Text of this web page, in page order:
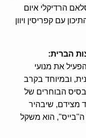
הרדיקלי איום
עם קפריסין ויוון
הברית:
את מנועי
ובמיוחד בקרב
האוונגליסטית המהווה כ-50% מבסיס הבוחרים של
מצידם, שיבהיר
הוא משקל